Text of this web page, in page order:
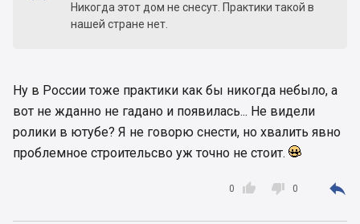
Никогда этот дом не снесут. Практики такой в
нашей стране нет.
Ну в России тоже практики как бы никогда небыло, а
вот не жданно не гадано и появилась... Не видели
ролики в ютубе? Я не говорю снести, но хвалить явно
проблемное строительсво уж точно не стоит.

0  0 